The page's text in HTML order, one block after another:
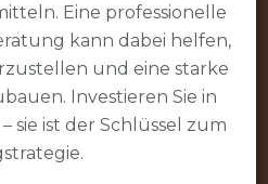
Eine professionelle
kann dabei helfen,
und eine starke
Investieren Sie in
sie ist der Schlüssel zum